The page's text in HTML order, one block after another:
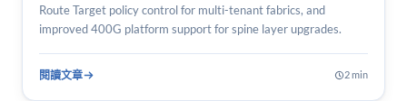
Route Target policy control for multi-tenant fabrics, and
improved 400G platform support for spine layer upgrades.
閱讀文章 2 min